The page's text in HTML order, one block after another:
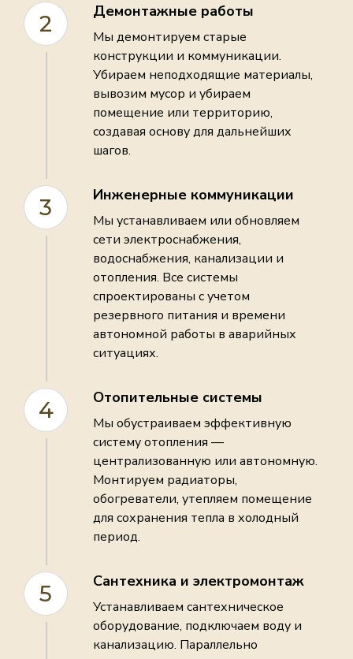
2 Демонтажные работы
Мы демонтируем старые
конструкции и коммуникации.
Убираем неподходящие материалы,
вывозим мусор и убираем
помещение или территорию,
создавая основу для дальнейших
шагов.
3 Инженерные коммуникации
Мы устанавливаем или обновляем
сети электроснабжения,
водоснабжения, канализации и
отопления. Все системы
спроектированы с учетом
резервного питания и времени
автономной работы в аварийных
ситуациях.
4 Отопительные системы
Мы обустраиваем эффективную
систему отопления —
централизованную или автономную.
Монтируем радиаторы,
обогреватели, утепляем помещение
для сохранения тепла в холодный
период.
5 Сантехника и электромонтаж
Устанавливаем сантехническое
оборудование, подключаем воду и
канализацию. Параллельно